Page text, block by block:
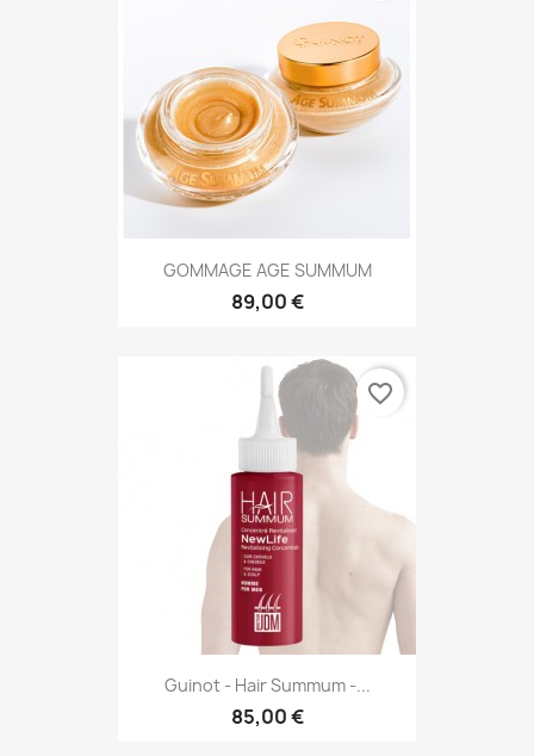
GOMMAGE AGE SUMMUM
89,00 €
Guinot - Hair Summum -...
85,00 €
favorite_border